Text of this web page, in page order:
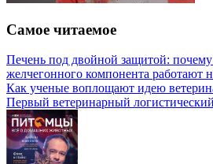
Самое читаемое
Печень под двойной защитой: почему
желчегонного компонента работают
Как ученые воплощают идею
Первый ветеринарный